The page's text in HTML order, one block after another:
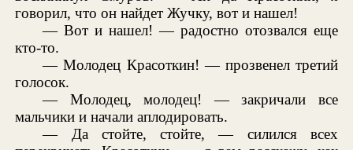
говорил, что он найдет Жучку, вот и нашел!
— Вот и нашел! — радостно отозвался еще
кто-то.
— Молодец Красоткин! — прозвенел третий
голосок.
— Молодец, молодец! — закричали все
мальчики и начали аплодировать.
— Да стойте, стойте, — силился всех